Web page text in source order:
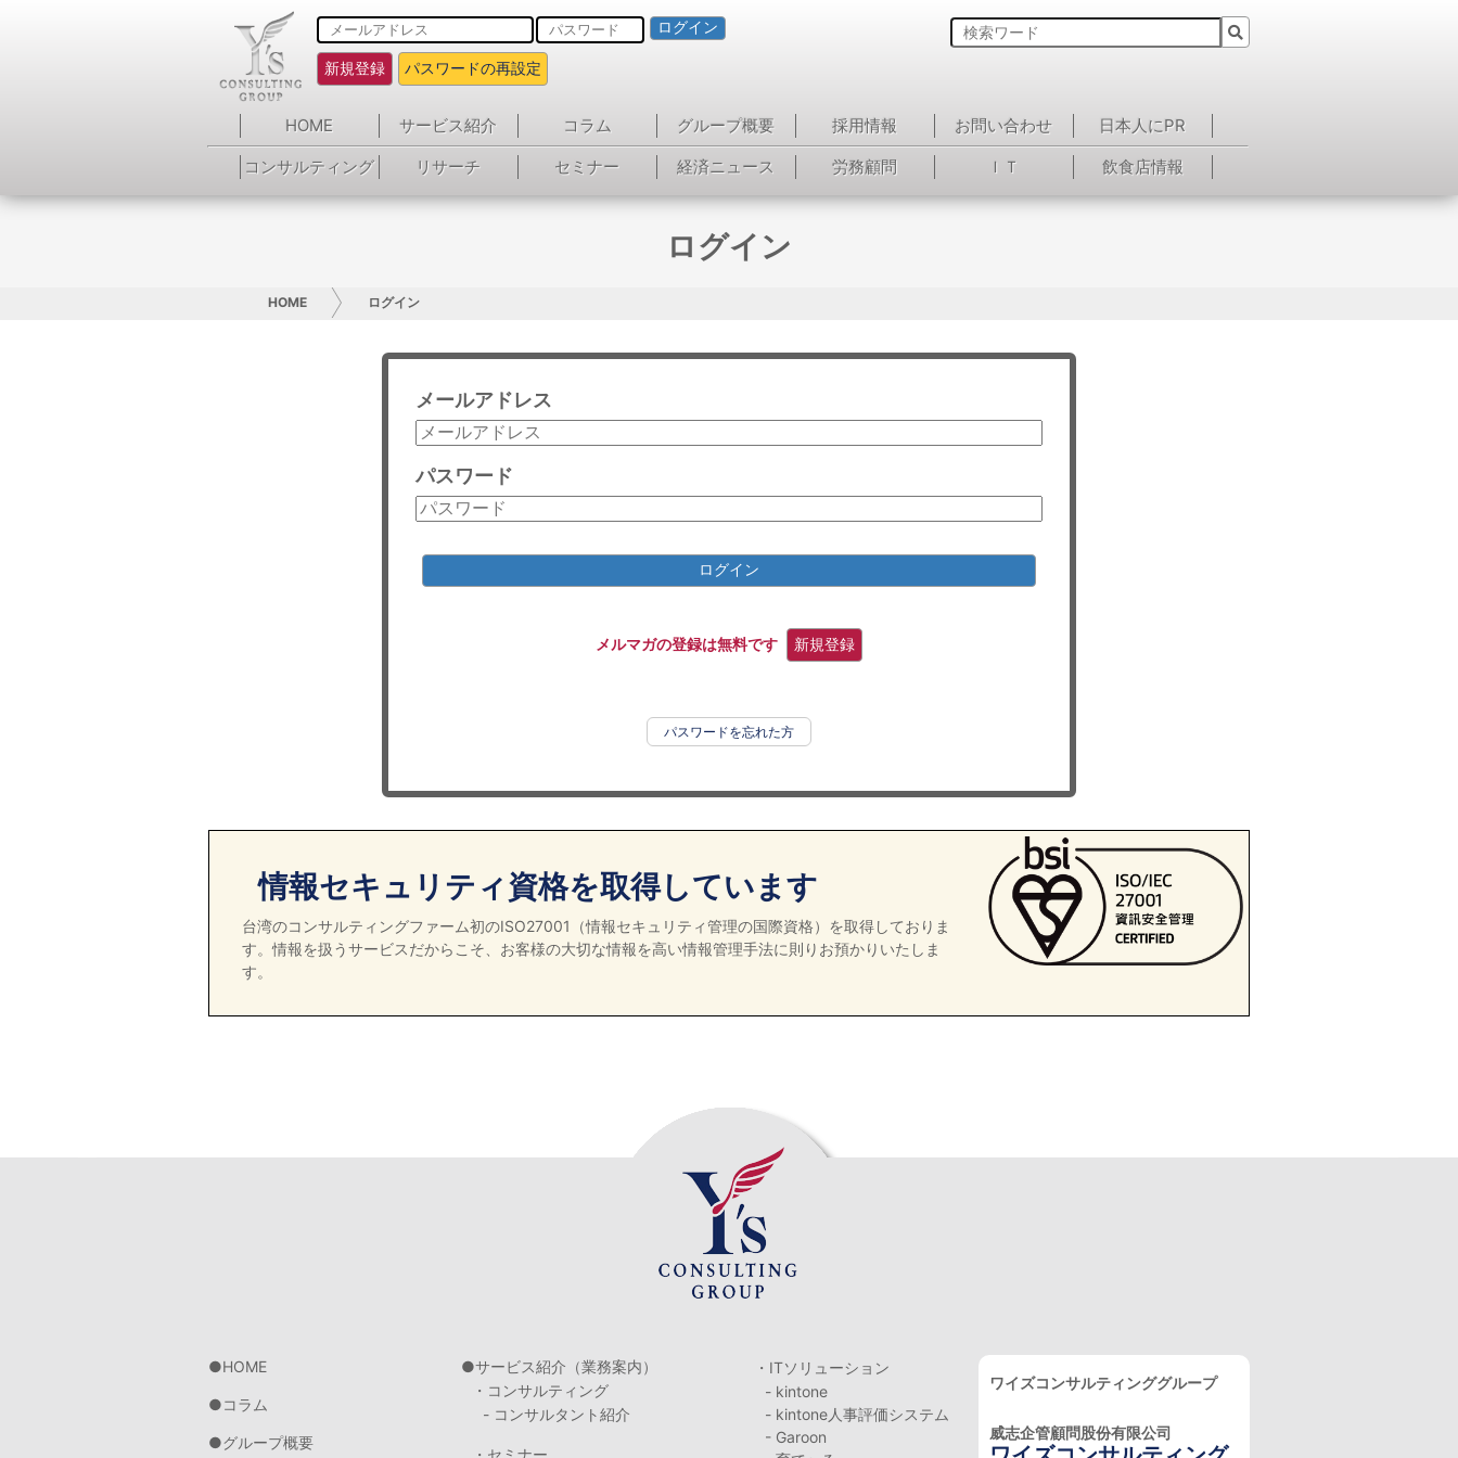
ログイン
新規登録 パスワードの再設定
HOME サービス紹介 コラム グループ概要 採用情報 お問い合わせ
日本人にPR
コンサルティング
リサーチ セミナー 経済ニュース 労務顧問 ＩＴ 飲食店情報
ログイン
HOME ログイン
メールアドレス
パスワード
ログイン
メルマガの登録は無料です 新規登録
パスワードを忘れた方
情報セキュリティ資格を取得しています
台湾のコンサルティングファーム初のISO27001（情報セキュリティ管理の国際資格）を取得しておりま
す。情報を扱うサービスだからこそ、お客様の大切な情報を高い情報管理手法に則りお預かりいたしま
す。
HOME
コラム
グループ概要
サービス紹介（業務案内）
・コンサルティング
- コンサルタント紹介
・セミナー
・ITソリューション
- kintone
- kintone人事評価システム
- Garoon
ワイズコンサルティンググループ
威志企管顧問股份有限公司